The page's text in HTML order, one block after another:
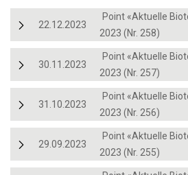
22.12.2023
Point «Aktuelle
2023 (Nr. 258)
30.11.2023
Point «Aktuelle
2023 (Nr. 257)
31.10.2023
Point «Aktuelle
2023 (Nr. 256)
29.09.2023
Point «Aktuelle
2023 (Nr. 255)